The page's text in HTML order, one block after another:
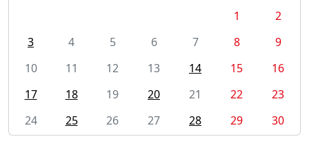
1
2
3
4 5 6 7 8
9
10
11 12 13 14 15
16
17
18 19 20 21 22
23
24
25 26 27 28 29 30